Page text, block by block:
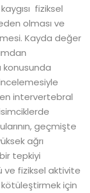
fiziksel
olması ve
Kayda değer
konusunda
intervertebral
geçmişte
ağrı
tepkiyi
ve fiziksel aktivite
için